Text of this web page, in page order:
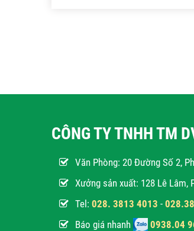
CÔNG TY TNHH TM
Văn Phòng: 20 Đường Số 2,
Xưởng sản xuất: 128 Lê Lâm,
Tel: 028. 3813 4013 -
Báo giá nhanh
0938.04